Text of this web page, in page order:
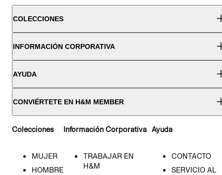
COLECCIONES
INFORMACIÓN CORPORATIVA
AYUDA
CONVIÉRTETE EN H&M MEMBER
Colecciones
MUJER
HOMBRE
Información Corporativa
TRABAJAR EN
H&M
Ayuda
CONTACTO
SERVICIO AL